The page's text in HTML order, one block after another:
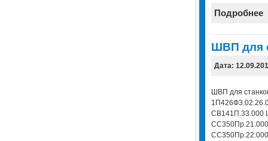
Подробнее
ШВП для
Дата:
ШВП для
СВ141П.33.000